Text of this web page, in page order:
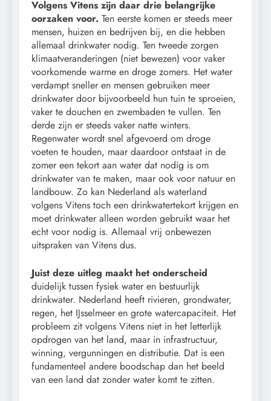
Volgens Vitens zijn daar drie belangrijke
oorzaken voor. Ten eerste komen er steeds meer
mensen, huizen en bedrijven bij, en die hebben
allemaal drinkwater nodig. Ten tweede zorgen
klimaatveranderingen (niet bewezen) voor vaker
voorkomende warme en droge zomers. Het water
verdampt sneller en mensen gebruiken meer
drinkwater door bijvoorbeeld hun tuin te sproeien,
vaker te douchen en zwembaden te vullen. Ten
derde zijn er steeds vaker natte winters.
Regenwater wordt snel afgevoerd om droge
voeten te houden, maar daardoor ontstaat in de
zomer een tekort aan water dat nodig is om
drinkwater van te maken, maar ook voor natuur en
landbouw. Zo kan Nederland als waterland
volgens Vitens toch een drinkwatertekort krijgen en
moet drinkwater alleen worden gebruikt waar het
echt voor nodig is. Allemaal vrij onbewezen
uitspraken van Vitens dus.
Juist deze uitleg maakt het onderscheid
duidelijk tussen fysiek water en bestuurlijk
drinkwater. Nederland heeft rivieren, grondwater,
regen, het IJsselmeer en grote watercapaciteit. Het
probleem zit volgens Vitens niet in het letterlijk
opdrogen van het land, maar in infrastructuur,
winning, vergunningen en distributie. Dat is een
fundamenteel andere boodschap dan het beeld
van een land dat zonder water komt te zitten.